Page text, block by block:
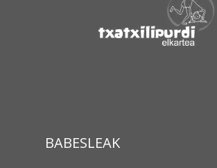
BABESLEAK